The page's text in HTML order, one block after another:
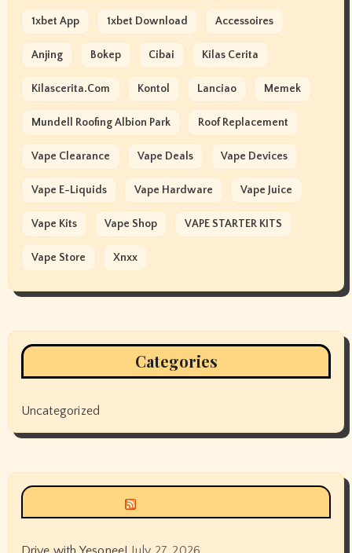
1xbet App 1xbet Download Accessoires
Anjing Bokep Cibai Kilas Cerita
Kilascerita.com Kontol Lanciao Memek
Mundell Roofing Albion Park Roof Replacement
Vape Clearance Vape Deals Vape Devices
Vape E-Liquids Vape Hardware Vape Juice
Vape Kits Vape Shop VAPE STARTER KITS
Vape Store Xnxx
Categories
Uncategorized